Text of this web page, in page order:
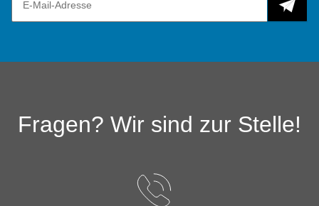
Fragen? Wir sind zur Stelle!